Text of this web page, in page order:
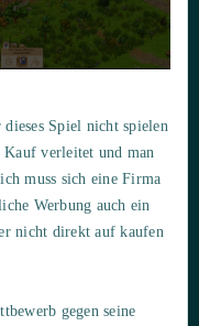
Spiel nicht spielen
verleitet und man
muss sich eine Firma
Werbung auch ein
nicht direkt auf kaufen
gegen seine